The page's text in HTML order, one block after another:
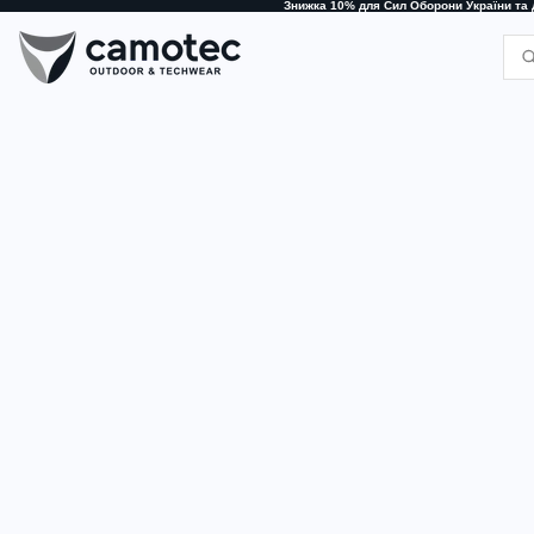
Знижка 10% для Сил Оборони України